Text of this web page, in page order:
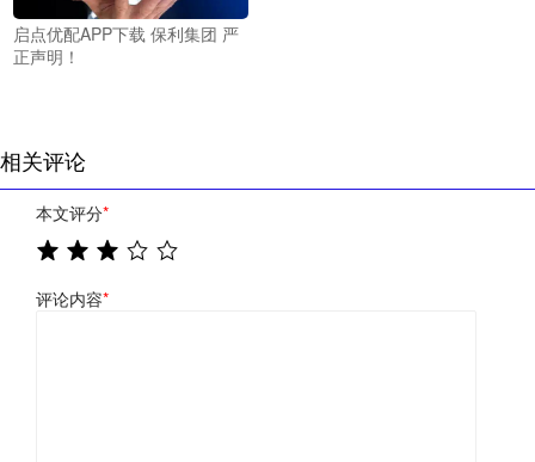
启点优配APP下载 保利集团 严
正声明！
相关评论
本文评分*
评论内容*